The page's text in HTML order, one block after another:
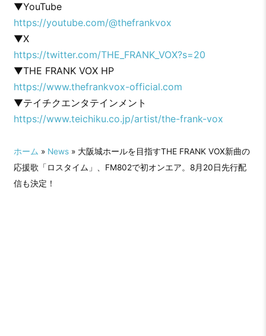
▼YouTube
https://youtube.com/@thefrankvox
▼X
https://twitter.com/THE_FRANK_VOX?s=20
▼THE FRANK VOX HP
https://www.thefrankvox-official.com
▼テイチクエンタテインメント
https://www.teichiku.co.jp/artist/the-frank-vox
ホーム » News» 大阪城ホールを目指すTHE FRANK VOX新曲の
応援歌「ロスタイム」、FM802で初オンエア。8月20日先行配
信も決定！